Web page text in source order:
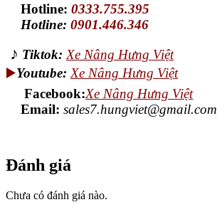
Hotline:0333.755.395
Hotline:0901.446.346
♪ Tiktok: Xe Nâng Hưng Việt
▶️Youtube: Xe Nâng Hưng Việt
Facebook:Xe Nâng Hưng Việt
Email:sales7.hungviet@gmail.com
Đánh giá
Chưa có đánh giá nào.